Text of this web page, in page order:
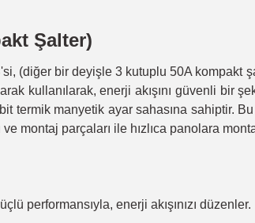
Şalter)
(diğer bir deyişle 3 kutuplu 50A kompakt
kullanılarak, enerji akışını güvenli bir
termik manyetik ayar sahasına sahiptir.
montaj parçaları ile hızlıca panolara
performansıyla, enerji akışınızı düzenler.